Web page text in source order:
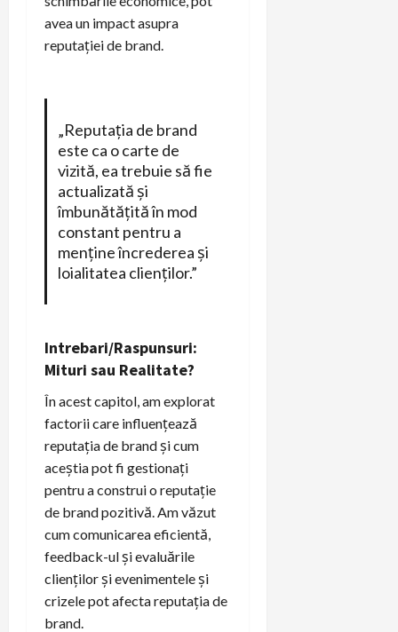
avea un impact asupra
reputației de brand.
„Reputația de brand
este ca o carte de
vizită, ea trebuie să fie
actualizată și
îmbunătățită în mod
constant pentru a
menține încrederea și
loialitatea clienților.”
Intrebari/Raspunsuri:
Mituri sau Realitate?
În acest capitol, am explorat
factorii care influențează
reputația de brand și cum
aceștia pot fi gestionați
pentru a construi o reputație
de brand pozitivă. Am văzut
cum comunicarea eficientă,
feedback-ul și evaluările
clienților și evenimentele și
crizele pot afecta reputația de
brand.